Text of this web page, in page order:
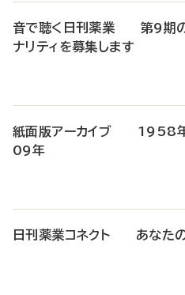
音で聴く日刊薬業 第9期
ナリティを募集します
紙面版アーカイブ 1958
09年
日刊薬業コネクト あなたの